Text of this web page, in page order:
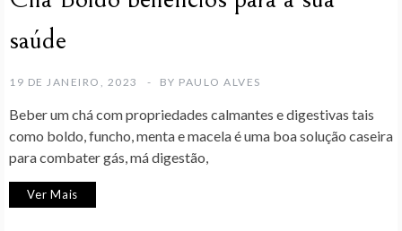
saúde
19 DE JANEIRO, 2023 BY PAULO ALVES
Beber um chá com propriedades calmantes e digestivas tais
como boldo, funcho, menta e macela é uma boa solução caseira
para combater gás, má digestão,
Ver Mais